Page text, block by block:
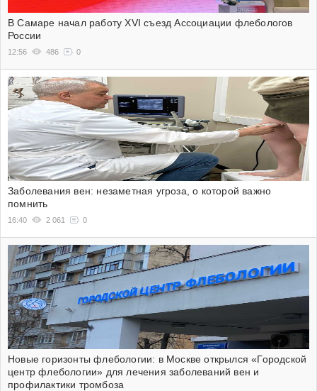
В Самаре начал работу XVI съезд Ассоциации флебологов
России
12:56 486 0
Заболевания вен: незаметная угроза, о которой важно
помнить
16:40 2 061 0
Новые горизонты флебологии: в Москве открылся «Городской
центр флебологии» для лечения заболеваний вен и
профилактики тромбоза